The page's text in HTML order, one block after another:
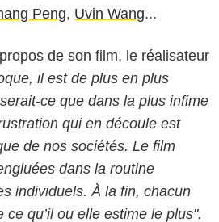
Peng, Uvin Wang...
de son film, le réalisateur
il est de plus en plus
ce que dans la plus infime
qui en découle est
de nos sociétés. Le film
dans la routine
individuels. À la fin, chacun
qu’il ou elle estime le plus".